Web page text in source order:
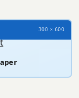
300 × 600